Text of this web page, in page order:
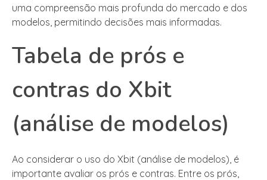
uma compreensão mais profunda do mercado e dos
modelos, permitindo decisões mais informadas.
Tabela de prós e
contras do Xbit
(análise de modelos)
Ao considerar o uso do Xbit (análise de modelos), é
importante avaliar os prós e contras. Entre os prós,